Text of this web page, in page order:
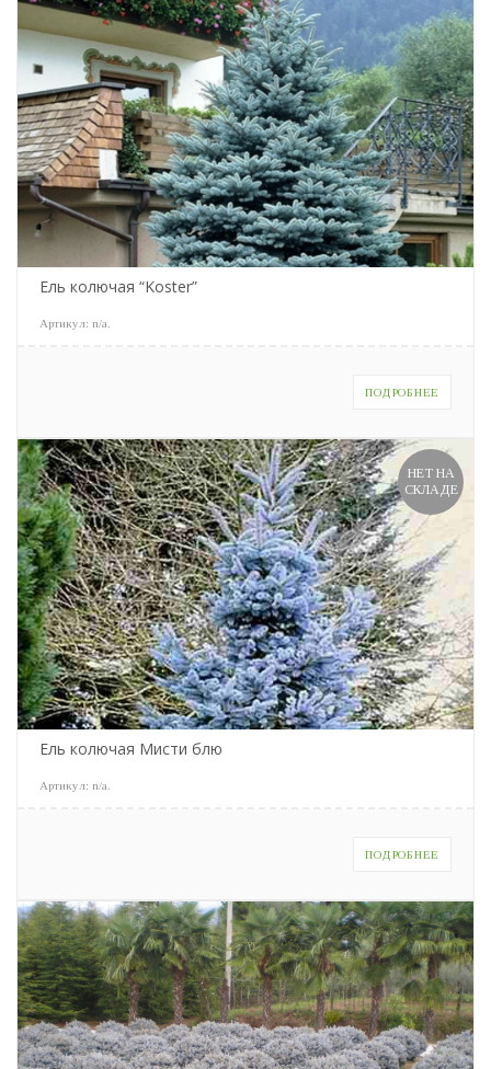
Ель колючая “Koster”
Артикул: n/a
ПОДРОБНЕЕ
НЕТ НА
СКЛАДЕ
Ель колючая Мисти блю
Артикул: n/a
ПОДРОБНЕЕ